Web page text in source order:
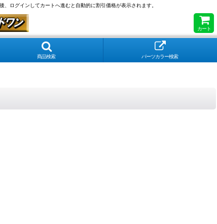
ログインしてカートへ進むと自動的に割引価格が表示されます。
カート
商品検索 パーツカラー検索